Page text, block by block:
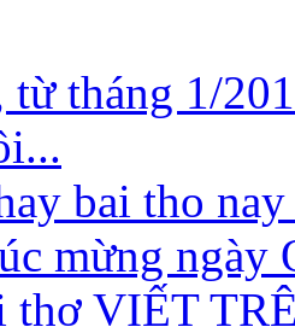
tháng 1/
bai tho
mừng ngày
thơ VIẾT